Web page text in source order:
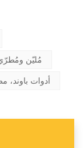
مُليّن ومُطرّي
أدوات باوند،